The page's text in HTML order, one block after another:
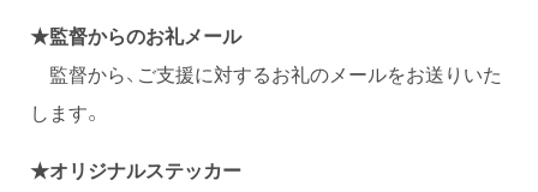
★監督からのお礼メール
監督から、ご支援に対するお礼のメールをお送りいた
します。
★オリジナルステッカー